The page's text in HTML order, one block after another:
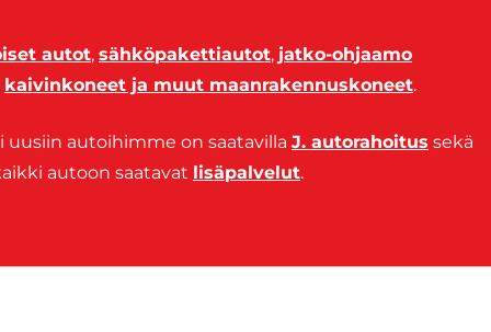
autot, sähköpakettiautot, jatko-ohjaamo
kaivinkoneet ja muut maanrakennuskoneet.
uusiin autoihimme on saatavilla J. autorahoitus sekä
autoon saatavat lisäpalvelut.